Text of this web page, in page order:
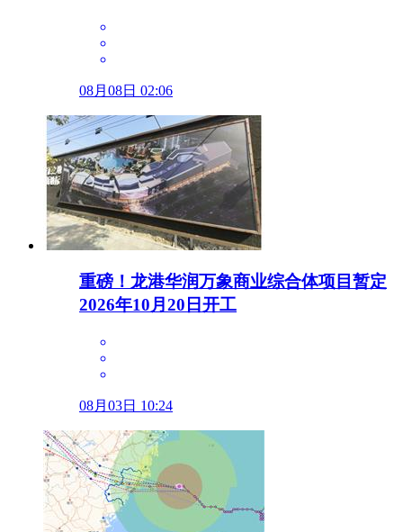
08月08日 02:06
重磅！龙港华润万象商业综合体项目暂定
2026年10月20日开工
08月03日 10:24